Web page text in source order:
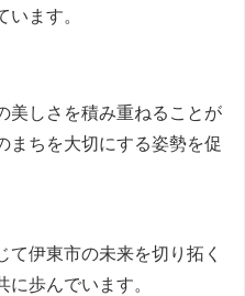
います。
美しさを積み重ねることが
まちを大切にする姿勢を促
て伊東市の未来を切り拓く
に歩んでいます。